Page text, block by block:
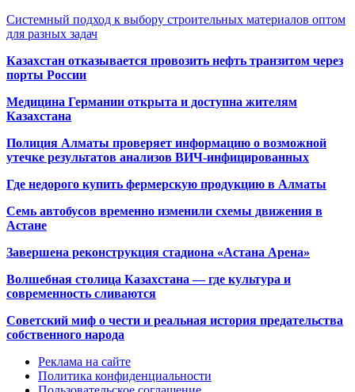
Системный подход к выбору строительных материалов оптом
для разных задач
Казахстан отказывается провозить нефть транзитом через
порты России
Медицина Германии открыта и доступна жителям
Казахстана
Полиция Алматы проверяет информацию о возможной
утечке результатов анализов ВИЧ-инфицированных
Где недорого купить фермерскую продукцию в Алматы
Семь автобусов временно изменили схемы движения в
Астане
Завершена реконструкция стадиона «Астана Арена»
Волшебная столица Казахстана — где культура и
современность сливаются
Советский миф о чести и реальная история предательства
собственного народа
Реклама на сайте
Политика конфиденциальности